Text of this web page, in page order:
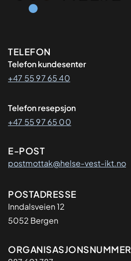
Kontaktinformasjon
TELEFON
Telefon kundesenter
+47 55 97 65 40
Telefon resepsjon
+47 55 97 65 00
E-POST
postmottak@helse-vest-ikt.no
Adresse
POSTADRESSE
Inndalsveien 12
5052 Bergen
Organisasjon
ORGANISASJONSNUMMER